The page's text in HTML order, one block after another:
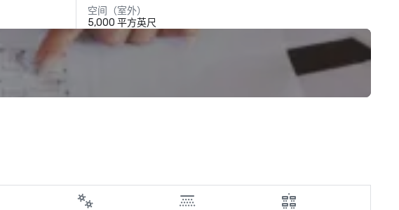
空间（室外）
5,000 平方英尺